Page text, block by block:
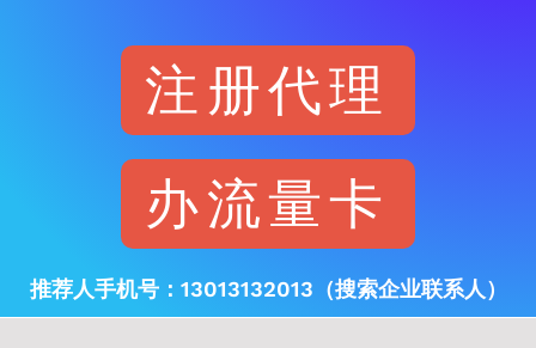
注册代理
办流量卡
推荐人手机号：13013132013（搜索企业联系人）